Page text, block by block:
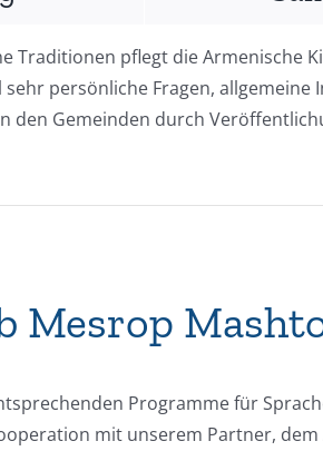
Traditionen pflegt die Armenische
persönliche Fragen,
den Gemeinden durch
Mesrop
Programme für
mit unserem Partner, dem